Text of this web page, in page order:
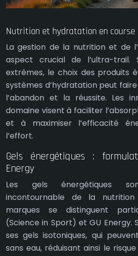
Nutrition et hydratation en course
La gestion de la nutrition et de
aspect crucial de l’ultra-trail.
extrêmes, le choix des produits
systèmes d’hydratation peut
l’abandon et la réussite. Les
domaine visent à faciliter
et à maximiser l’efficacité
l’effort.
Gels énergétiques :
Energy
Les gels énergétiques
incontournable de la
marques se distinguent
(Science in Sport) et GU Energy.
ses gels isotoniques, qui
sans eau, réduisant ainsi le